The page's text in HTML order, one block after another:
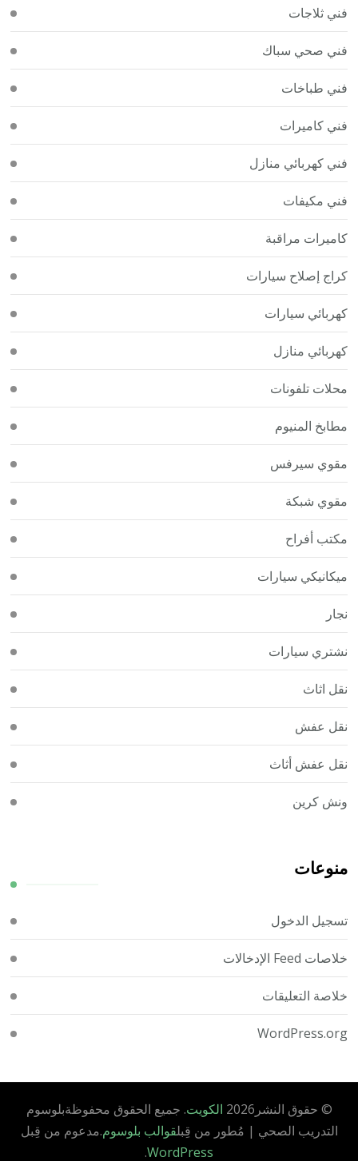
فني ثلاجات
فني صحي سباك
فني طباخات
فني كاميرات
فني كهربائي منازل
فني مكيفات
كاميرات مراقبة
كراج إصلاح سيارات
كهربائي سيارات
كهربائي منازل
محلات تلفونات
مطابخ المنيوم
مقوي سيرفس
مقوي شبكة
مكتب أفراح
ميكانيكي سيارات
نجار
نشتري سيارات
نقل اثاث
نقل عفش
نقل عفش أثاث
ونش كرين
منوعات
تسجيل الدخول
خلاصات Feed الإدخالات
خلاصة التعليقات
WordPress.org
© حقوق النشر2026 الكويت. جميع الحقوق محفوظةبلوسوم
التدريب الصحي | مُطور من قِبلقوالب بلوسوم.مدعوم من قِبل
WordPress
.